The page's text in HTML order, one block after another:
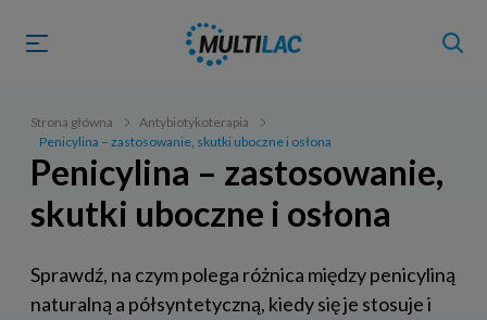
Strona główna
Antybiotykoterapia
Penicylina – zastosowanie, skutki uboczne i osłona
Penicylina – zastosowanie,
skutki uboczne i osłona
Sprawdź, na czym polega różnica między penicyliną
naturalną a półsyntetyczną, kiedy się je stosuje i